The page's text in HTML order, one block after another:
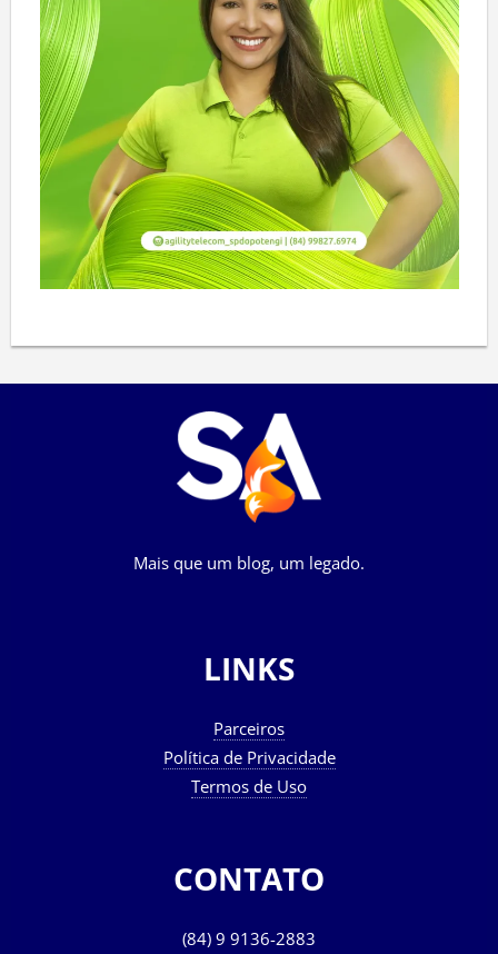
Mais que um blog, um legado.
LINKS
Parceiros
Política de Privacidade
Termos de Uso
CONTATO
(84) 9 9136-2883